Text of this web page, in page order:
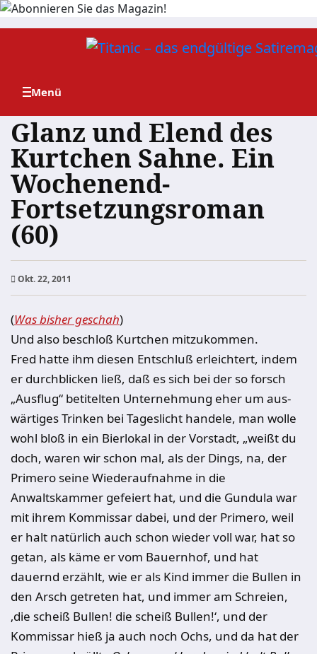
Zum
Glanz und Elend des
Kurtchen Sahne. Ein
Wochenend-
Fortsetzungsroman
(60)
Okt. 22, 2011
(Was bisher geschah)
Und also beschloß Kurtchen mitzukommen.
Fred hatte ihm diesen Entschluß erleichtert, indem
er durchblicken ließ, daß es sich bei der so forsch
„Ausflug“ betitelten Unternehmung eher um aus­
wärtiges Trinken bei Tageslicht handele, man wolle
wohl bloß in ein Bierlo­kal in der Vorstadt, „weißt du
doch, waren wir schon mal, als der Dings, na, der
Primero seine Wiederaufnahme in die
Anwaltskammer gefeiert hat, und die Gundula war
mit ihrem Kommissar dabei, und der Primero, weil
er halt natürlich auch schon wieder voll war, hat so
getan, als käme er vom Bauern­hof, und hat
dauernd erzählt, wie er als Kind immer die Bullen in
den Arsch getreten hat, und immer am Schreien,
‚die scheiß Bullen! die scheiß Bullen!‘, und der
Kommissar hieß ja auch noch Ochs, und da hat der